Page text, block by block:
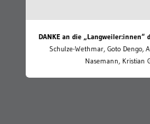
DANKE an die „Langweiler:innen“
Schulze-Wethmar, Goto Dengo,
Nasemann, Kristian